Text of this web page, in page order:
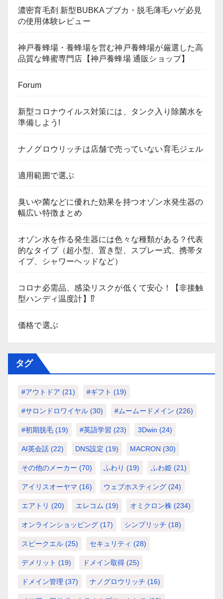
濃密育毛剤 新型BUBKAブブカ・脱毛薄毛ハゲ必見
の使用体験レビュー
神戸養蜂場・養蜂場を営む神戸養蜂場が厳選した高
品質な蜂蜜専門店【神戸養蜂場 通販ショップ】
Forum
新型コロナウイルス対策には、タンク入り除菌水を
準備しよう!
ナノグロウリッチは店舗で売っていない育毛ジェル
適用範囲で選ぶ
臭いや菌などに優れた効果を持つオゾン水発生器の
幅広い特徴まとめ
オゾン水を作る発生器には色々な種類がある？代表
的なタイプ（超小型、置き型、スプレー式、携帯タ
イプ、シャワーヘッドなど）
コロナ必需品、感染リスクが低くて安心！【非接触
型ハンディ温度計】⁉
価格で選ぶ
タグ
#アウトドア (21) #ギフト (19)
#サロンドロワイヤル (30) #ムームードメイン (226)
#初期脱毛 (19) #英語学習 (23) 3Dwin (24)
AI英会話 (22) DNS設定 (19) MACRON (30)
その他のメーカー (70) ふわり (19) ふわ姫 (21)
アイリスオーヤマ (16) ウェブホスティング (24)
エアトリ (20) エレコム (19) オミクロン株 (234)
オンラインショッピング (17) シンプリッチ (18)
スピークエル (25) セキュリティ (28)
デメリット (19) ドメイン取得 (25)
ドメイン管理 (37) ナノグロウリッチ (16)